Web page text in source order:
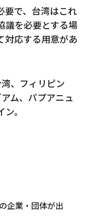
要で、台湾はこれ
議を必要とする場
対応する用意があ
、フィリピン
ム、パプアニュ
。
企業・団体が出